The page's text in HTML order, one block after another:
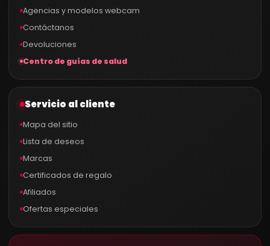
Agencias y modelos webcam
Contáctanos
Devoluciones
Centro de guías de salud
Servicio al cliente
Mapa del sitio
Lista de deseos
Marcas
Certificados de regalo
Afiliados
Ofertas especiales